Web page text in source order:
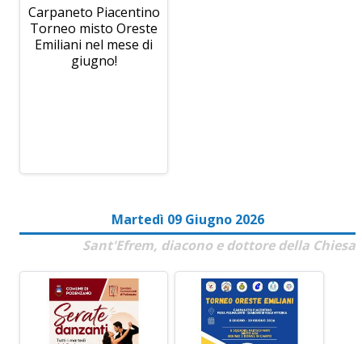
Carpaneto Piacentino
Torneo misto Oreste
Emiliani nel mese di
giugno!
Martedì 09 Giugno 2026
Sant'Efrem, diacono e dottore della Chiesa